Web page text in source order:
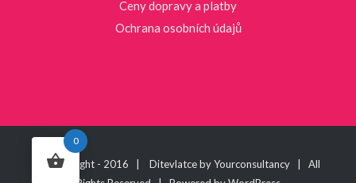
Ceny dopravy a platby
Ochrana osobních údajů
© Copyright - 2016 | Ditevlatce byYourconsultancy | All
0